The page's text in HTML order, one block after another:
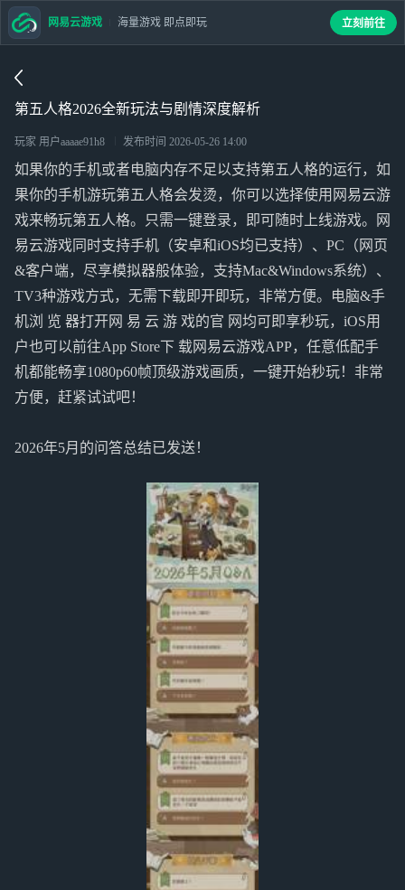
第五人格2026全新玩法与剧情深度解析
玩家 用户aaaae91h8 发布时间 2026-05-26 14:00
如果你的手机或者电脑内存不足以支持第五人格的运行，如
果你的手机游玩第五人格会发烫，你可以选择使用网易云游
戏来畅玩第五人格。只需一键登录，即可随时上线游戏。网
易云游戏同时支持手机（安卓和iOS均已支持）、PC（网页
&客户端，尽享模拟器般体验，支持Mac&Windows系统）、
TV3种游戏方式，无需下载即开即玩，非常方便。电脑&手
机浏 览 器打开网 易 云 游 戏的官 网均可即享秒玩，iOS用
户也可以前往App Store下 载网易云游戏APP，任意低配手
机都能畅享1080p60帧顶级游戏画质，一键开始秒玩！非常
方便，赶紧试试吧！
2026年5月的问答总结已发送！
网易云游戏 海量游戏 即点即玩 立刻前往